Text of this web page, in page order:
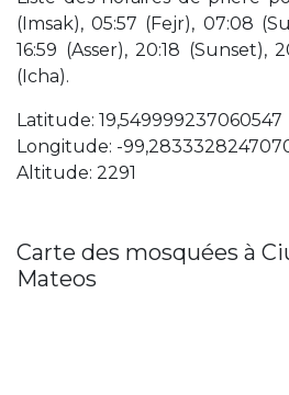
(Imsak), 05:57 (Fejr), 07:08
16:59 (Asser), 20:18 (Sunset),
(Icha).
Latitude: 19,549999237060547
Longitude: -
Altitude: 2291
Carte des mosquées à
Mateos